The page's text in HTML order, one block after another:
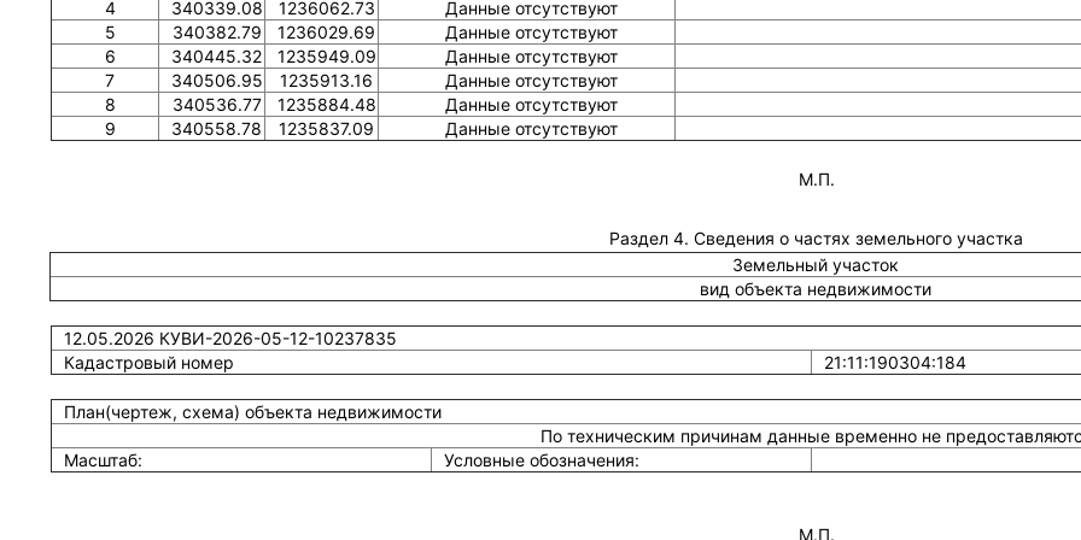
4
340339.08 1236062.73 Данные отсутствуют
5
340382.79 1236029.69 Данные отсутствуют
6
340445.32 1235949.09 Данные отсутствуют
7
340506.95 1235913.16 Данные отсутствуют
8
340536.77 1235884.48 Данные отсутствуют
9
340558.78 1235837.09 Данные отсутствуют
М.П.
Раздел 4. Сведения о частях земельного участка
Земельный участок
вид объекта недвижимости
12.05.2026 КУВИ-2026-05-12-10237835
Кадастровый номер
21:11:190304:184
План(чертеж, схема) объекта недвижимости
По техническим причинам данные временно не
Масштаб:
Условные обозначения:
М.П.